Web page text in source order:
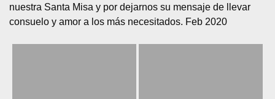
nuestra Santa Misa y por dejarnos su mensaje de llevar
consuelo y amor a los más necesitados. Feb 2020